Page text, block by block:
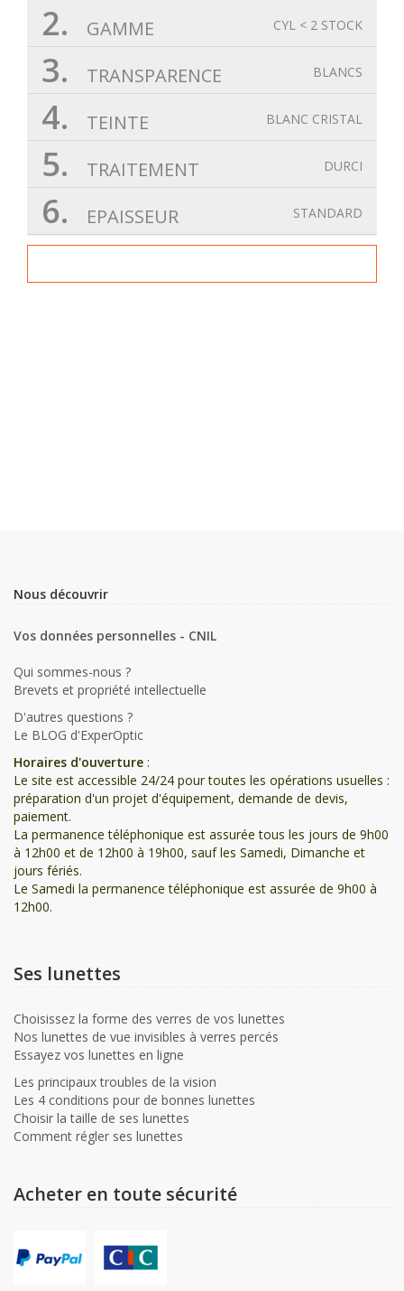
CYL < 2 STOCK
2. GAMME
BLANCS
3. TRANSPARENCE
BLANC CRISTAL
4. TEINTE
DURCI
5. TRAITEMENT
STANDARD
6. EPAISSEUR
Nous découvrir
Vos données personnelles - CNIL
Qui sommes-nous ?
Brevets et propriété intellectuelle
D'autres questions ?
Le BLOG d'ExperOptic
Horaires d'ouverture :
Le site est accessible 24/24 pour toutes les opérations usuelles :
préparation d'un projet d'équipement, demande de devis,
paiement.
La permanence téléphonique est assurée tous les jours de 9h00
à 12h00 et de 12h00 à 19h00, sauf les Samedi, Dimanche et
jours fériés.
Le Samedi la permanence téléphonique est assurée de 9h00 à
12h00.
Ses lunettes
Choisissez la forme des verres de vos lunettes
Nos lunettes de vue invisibles à verres percés
Essayez vos lunettes en ligne
Les principaux troubles de la vision
Les 4 conditions pour de bonnes lunettes
Choisir la taille de ses lunettes
Comment régler ses lunettes
Acheter en toute sécurité